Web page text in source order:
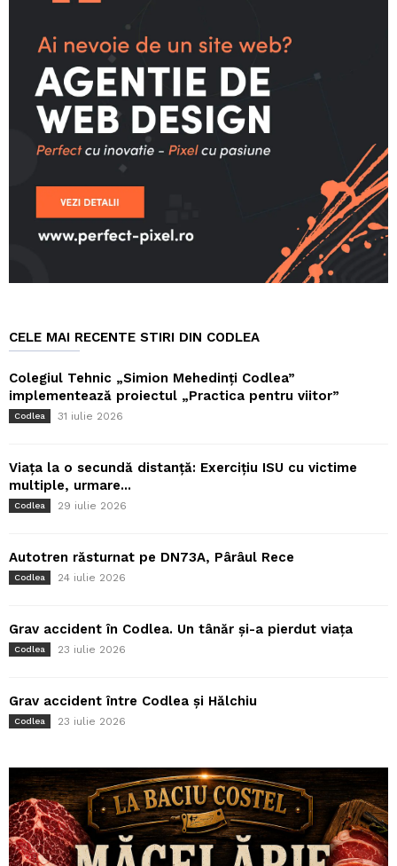
CELE MAI RECENTE STIRI DIN CODLEA
Colegiul Tehnic „Simion Mehedinți Codlea”
implementează proiectul „Practica pentru viitor”
Codlea 31 iulie 2026
Viața la o secundă distanță: Exercițiu ISU cu victime
multiple, urmare...
Codlea 29 iulie 2026
Autotren răsturnat pe DN73A, Pârâul Rece
Codlea 24 iulie 2026
Grav accident în Codlea. Un tânăr și-a pierdut viața
Codlea 23 iulie 2026
Grav accident între Codlea și Hălchiu
Codlea 23 iulie 2026